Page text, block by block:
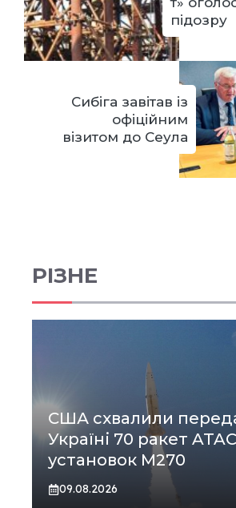
підозру
Сибіга завітав із
офіційним
візитом до Сеула
РІЗНЕ
США схвалили
Україні 70 ракет
установок M270
09.08.2026